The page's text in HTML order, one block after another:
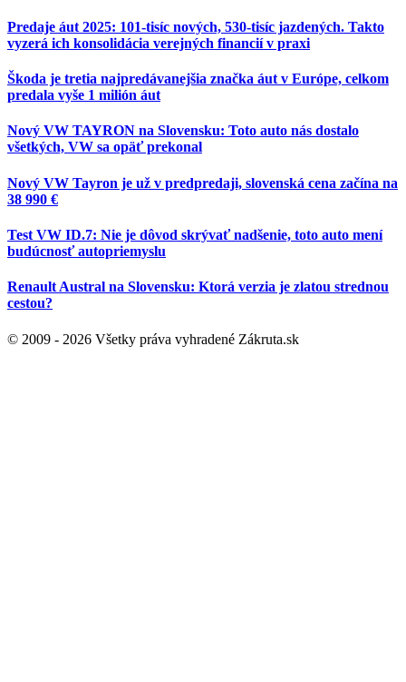
Predaje áut 2025: 101-tisíc nových, 530-tisíc jazdených. Takto
vyzerá ich konsolidácia verejných financií v praxi
Škoda je tretia najpredávanejšia značka áut v Európe, celkom
predala vyše 1 milión áut
Nový VW TAYRON na Slovensku: Toto auto nás dostalo
všetkých, VW sa opäť prekonal
Nový VW Tayron je už v predpredaji, slovenská cena začína na
38 990 €
Test VW ID.7: Nie je dôvod skrývať nadšenie, toto auto mení
budúcnosť autopriemyslu
Renault Austral na Slovensku: Ktorá verzia je zlatou strednou
cestou?
© 2009 - 2026 Všetky práva vyhradené Zákruta.sk